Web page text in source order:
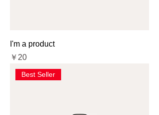
I'm a product
価格
￥20
Best Seller